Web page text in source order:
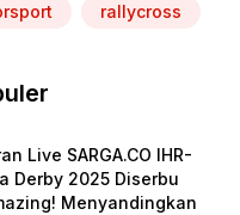
rallycross
Live SARGA.CO IHR-
Derby 2025 Diserbu
Menyandingkan